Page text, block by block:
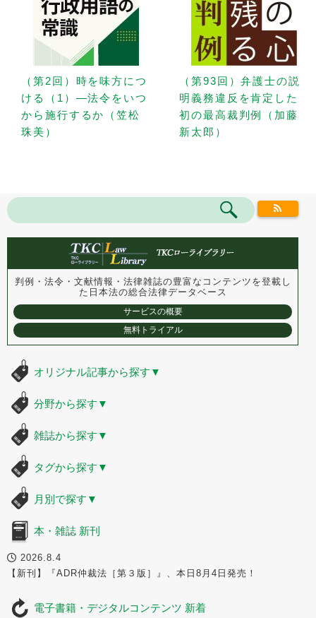
（第2回）時を味方につ
ける（1）—法令をいつ
から施行するか（笠松
珠美）
（第93回）弁護士の説
明義務違反を肯定した
初の最高裁判例（加藤
新太郎）
判例・法令・文献情報・法律雑誌の豊富なコンテンツを登載し
た 日本法の総合法律データベース
サービスの概要
無料トライアル
オリジナル記事から探す ▼
分野から探す ▼
雑誌から探す ▼
タグから探す ▼
月別で探す ▼
本・雑誌 新刊
2026.8.4
【新刊】『ADR仲裁法［第３版］』、本日8月4日発売！
電子書籍・デジタルコンテンツ 新着